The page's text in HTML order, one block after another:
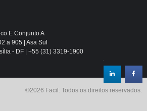
E Conjunto A
a 905 | Asa Sul
- DF | +55 (31) 3319-1900
.
©2026 Facil. Todos os direitos reservados.